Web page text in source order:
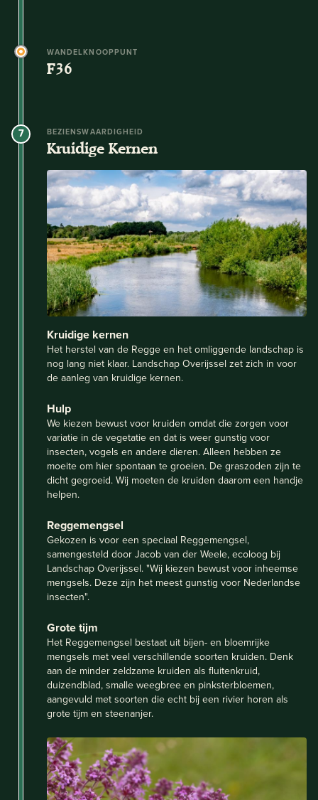
WANDELKNOOPPUNT
F36
7 BEZIENSWAARDIGHEID
Kruidige Kernen
Kruidige kernen
Het herstel van de Regge en het omliggende landschap is
nog lang niet klaar. Landschap Overijssel zet zich in voor
de aanleg van kruidige kernen.
Hulp
We kiezen bewust voor kruiden omdat die zorgen voor
variatie in de vegetatie en dat is weer gunstig voor
insecten, vogels en andere dieren. Alleen hebben ze
moeite om hier spontaan te groeien. De graszoden zijn te
dicht gegroeid. Wij moeten de kruiden daarom een handje
helpen.
Reggemengsel
Gekozen is voor een speciaal Reggemengsel,
samengesteld door Jacob van der Weele, ecoloog bij
Landschap Overijssel. "Wij kiezen bewust voor inheemse
mengsels. Deze zijn het meest gunstig voor Nederlandse
insecten".
Grote tijm
Het Reggemengsel bestaat uit bijen- en bloemrijke
mengsels met veel verschillende soorten kruiden. Denk
aan de minder zeldzame kruiden als fluitenkruid,
duizendblad, smalle weegbree en pinksterbloemen,
aangevuld met soorten die echt bij een rivier horen als
grote tijm en steenanjer.